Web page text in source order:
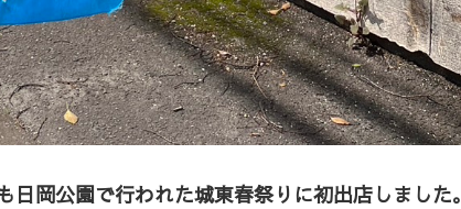
岡公園で行われた城東春祭りに初出店しました。